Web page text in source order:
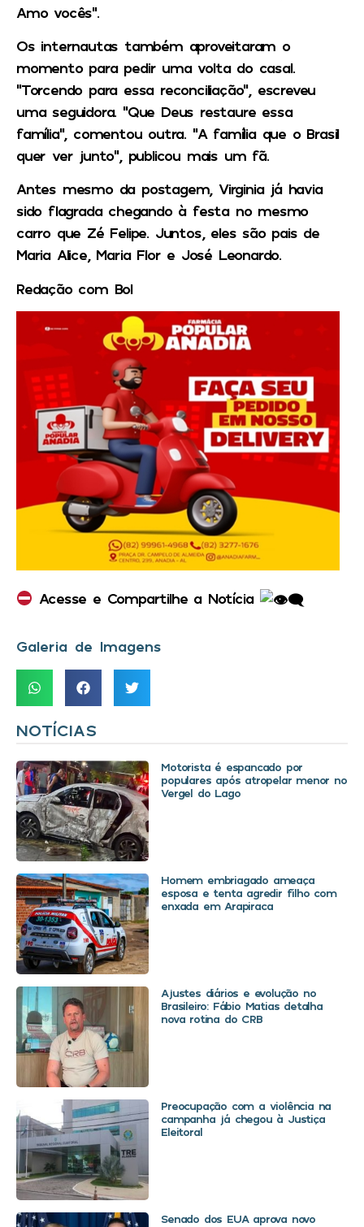
Amo vocês”.
Os internautas também aproveitaram o
momento para pedir uma volta do casal.
“Torcendo para essa reconciliação”, escreveu
uma seguidora. “Que Deus restaure essa
família”, comentou outra. “A família que o Brasil
quer ver junto”, publicou mais um fã.
Antes mesmo da postagem, Virginia já havia
sido flagrada chegando à festa no mesmo
carro que Zé Felipe. Juntos, eles são pais de
Maria Alice, Maria Flor e José Leonardo.
Redação com Bol
Acesse e Compartilhe a Notícia
Galeria de Imagens
NOTÍCIAS
Motorista é espancado por
populares após atropelar menor no
Vergel do Lago
Homem embriagado ameaça
esposa e tenta agredir filho com
enxada em Arapiraca
Ajustes diários e evolução no
Brasileiro: Fábio Matias detalha
nova rotina do CRB
Preocupação com a violência na
campanha já chegou à Justiça
Eleitoral
Senado dos EUA aprova novo